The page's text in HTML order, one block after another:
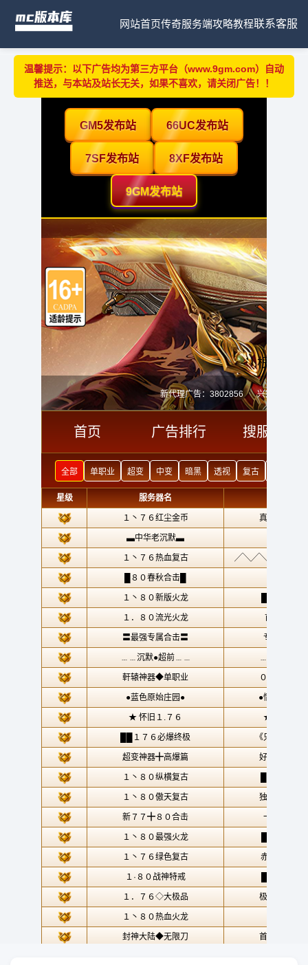
网站首页传奇服务端攻略教程联系客服
温馨提示：以下广告均为第三方平台（www.9gm.com）自动
推送，与本站及站长无关，如果不喜欢，请关闭广告！！